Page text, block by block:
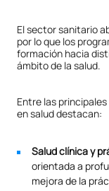
El sector sanitario
por lo que los
formación hacia
ámbito de la salud.
Entre las
en salud destacan:
Salud clínica y
orientada a
mejora de la